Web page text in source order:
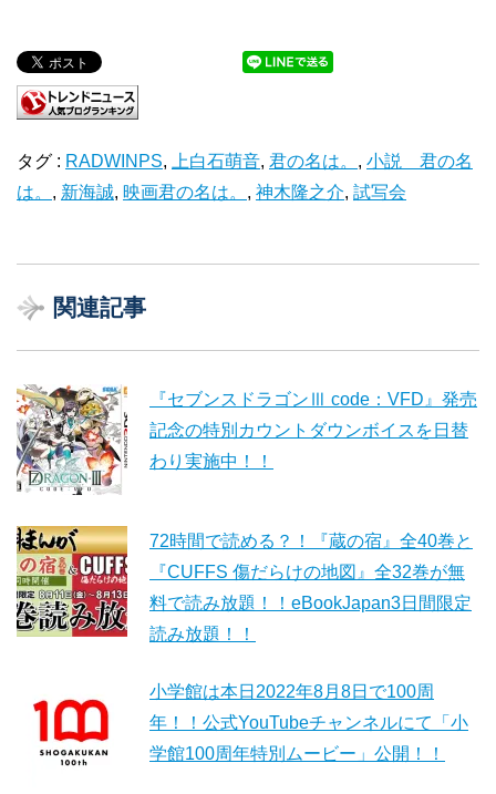
タグ : RADWINPS, 上白石萌音, 君の名は。 , 小説 君の名
は。 , 新海誠, 映画君の名は。 , 神木隆之介, 試写会
関連記事
『セブンスドラゴンⅢ code：VFD』発売
記念の特別カウントダウンボイスを日替
わり実施中！！
72時間で読める？！『蔵の宿』全40巻と
『CUFFS 傷だらけの地図』全32巻が無
料で読み放題！！eBookJapan3日間限定
読み放題！！
小学館は本日2022年8月8日で100周
年！！公式YouTubeチャンネルにて「小
学館100周年特別ムービー」公開！！